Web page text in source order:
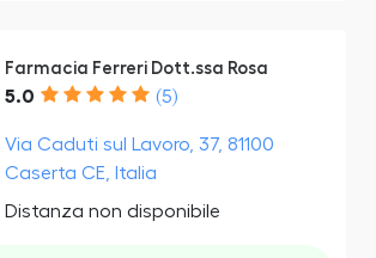
Farmacia Ferreri Dott.ssa Rosa
5.0 (5)
Via Caduti sul Lavoro, 37, 81100
Caserta CE, Italia
Distanza non disponibile